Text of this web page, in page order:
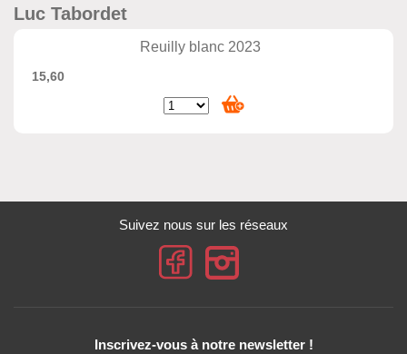
Luc Tabordet
Reuilly blanc 2023
15,60
Suivez nous sur les réseaux
Inscrivez-vous à notre newsletter !